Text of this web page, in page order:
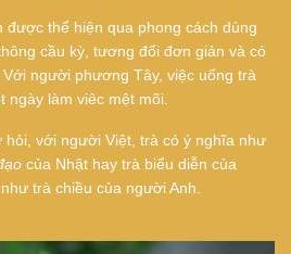
được thể hiện qua phong cách dùng
cầu kỳ, tương đối đơn giản và có
người phương Tây, việc uống trà
ngày làm viêc mệt mõi.
với người Việt, trà có ý nghĩa như
của Nhật hay trà biểu diễn của
trà chiều của người Anh.